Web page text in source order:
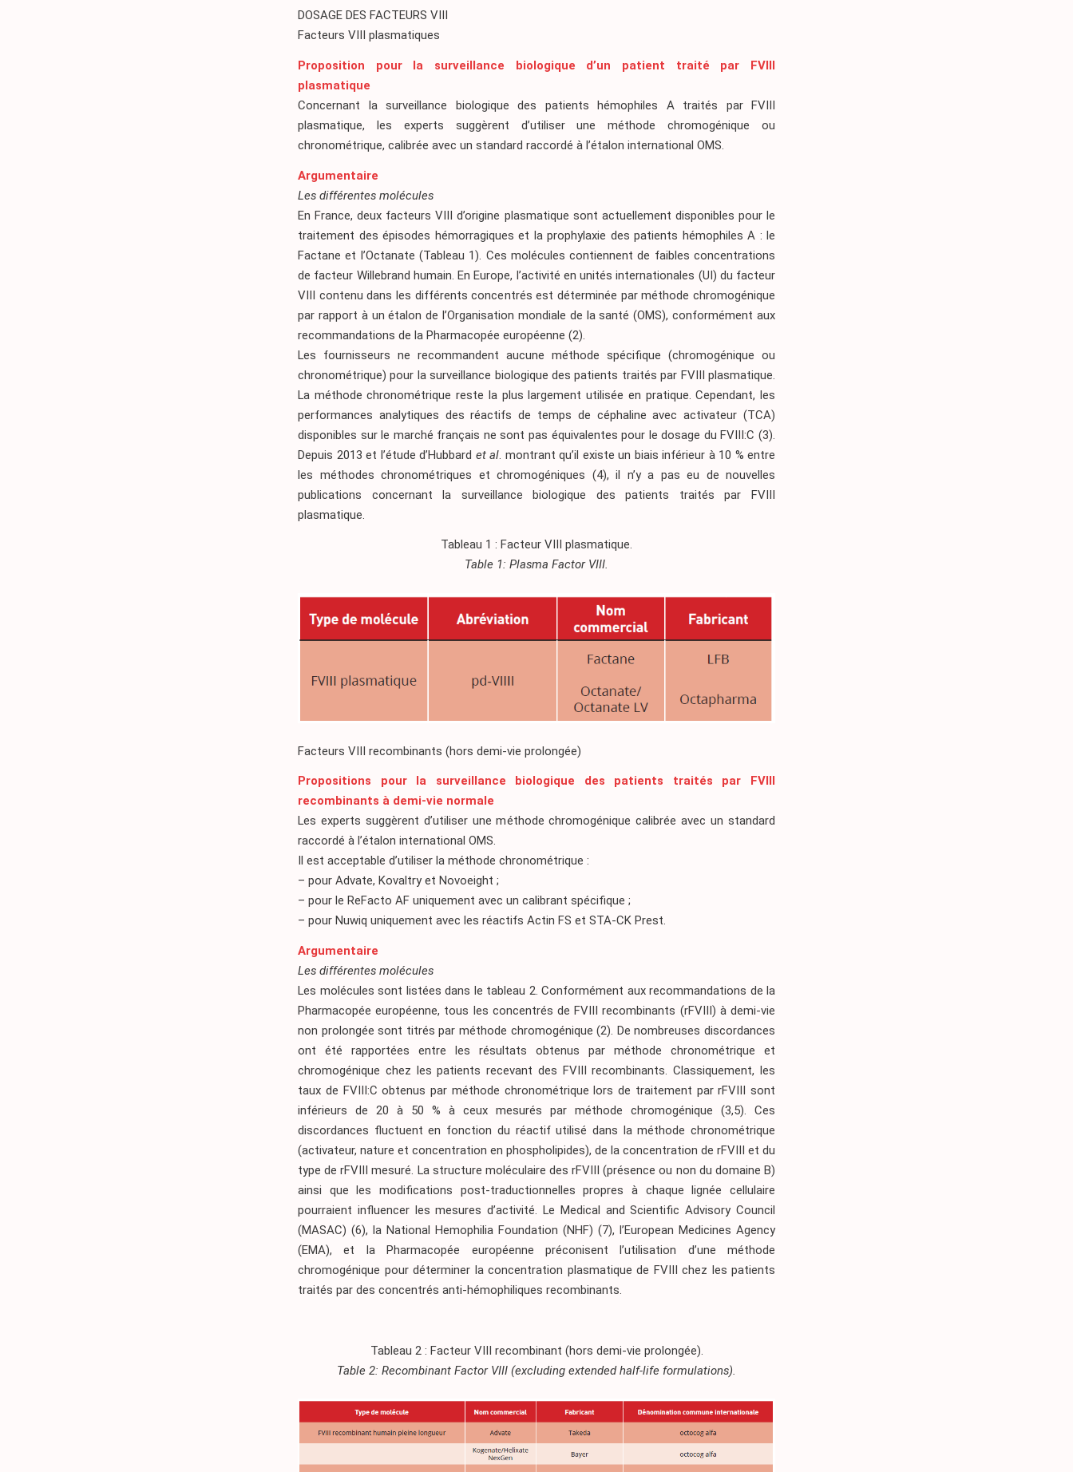
DOSAGE DES FACTEURS VIII
Facteurs VIII plasmatiques
Proposition pour la surveillance biologique d’un patient traité par FVIII
plasmatique
Concernant la surveillance biologique des patients hémophiles A traités par FVIII
plasmatique, les experts suggèrent d’utiliser une méthode chromogénique ou
chronométrique, calibrée avec un standard raccordé à l’étalon international OMS.
Argumentaire
Les différentes molécules
En France, deux facteurs VIII d’origine plasmatique sont actuellement disponibles pour le
traitement des épisodes hémorragiques et la prophylaxie des patients hémophiles A : le
Factane et l’Octanate (Tableau 1) . Ces molécules contiennent de faibles concentrations
de facteur Willebrand humain. En Europe, l’activité en unités internationales (UI) du facteur
VIII contenu dans les différents concentrés est déterminée par méthode chromogénique
par rapport à un étalon de l’Organisation mondiale de la santé (OMS), conformément aux
recommandations de la Pharmacopée européenne (2)
Les fournisseurs ne recommandent aucune méthode spécifique (chromogénique ou
chronométrique) pour la surveillance biologique des patients traités par FVIII plasmatique.
La méthode chronométrique reste la plus largement utilisée en pratique. Cependant, les
performances analytiques des réactifs de temps de céphaline avec activateur (TCA)
disponibles sur le marché français ne sont pas équivalentes pour le dosage du FVIII:C (3)
Depuis 2013 et l’étude d’Hubbard et al . montrant qu’il existe un biais inférieur à 10 % entre
les méthodes chronométriques et chromogéniques (4), il n’y a pas eu de nouvelles
publications concernant la surveillance biologique des patients traités par FVIII
plasmatique.
Tableau 1 : Facteur VIII plasmatique.
Table 1: Plasma Factor VIII.
Facteurs VIII recombinants (hors demi-vie prolongée)
Propositions pour la surveillance biologique des patients traités par FVIII
recombinants à demi-vie normale
Les experts suggèrent d’utiliser une méthode chromogénique calibrée avec un standard
raccordé à l’étalon international OMS.
Il est acceptable d’utiliser la méthode chronométrique :
– pour Advate, Kovaltry et Novoeight ;
– pour le ReFacto AF uniquement avec un calibrant spécifique ;
– pour Nuwiq uniquement avec les réactifs Actin FS et STA-CK Prest.
Argumentaire
Les différentes molécules
Les molécules sont listées dans le tableau 2. Conformément aux recommandations de la
Pharmacopée européenne, tous les concentrés de FVIII recombinants (rFVIII) à demi-vie
non prolongée sont titrés par méthode chromogénique (2). De nombreuses discordances
ont été rapportées entre les résultats obtenus par méthode chronométrique et
chromogénique chez les patients recevant des FVIII recombinants. Classiquement, les
taux de FVIII:C obtenus par méthode chronométrique lors de traitement par rFVIII sont
inférieurs de 20 à 50 % à ceux mesurés par méthode chromogénique (3,5). Ces
discordances fluctuent en fonction du réactif utilisé dans la méthode chronométrique
(activateur, nature et concentration en phospholipides), de la concentration de rFVIII et du
type de rFVIII mesuré. La structure moléculaire des rFVIII (présence ou non du domaine B)
ainsi que les modifications post-traductionnelles propres à chaque lignée cellulaire
pourraient influencer les mesures d’activité. Le Medical and Scientific Advisory Council
(MASAC) (6), la National Hemophilia Foundation (NHF) (7), l’European Medicines Agency
(EMA), et la Pharmacopée européenne préconisent l’utilisation d’une méthode
chromogénique pour déterminer la concentration plasmatique de FVIII chez les patients
traités par des concentrés anti-hémophiliques recombinants.
Tableau 2 : Facteur VIII recombinant (hors demi-vie prolongée).
Table 2: Recombinant Factor VIII (excluding extended half-life formulations).